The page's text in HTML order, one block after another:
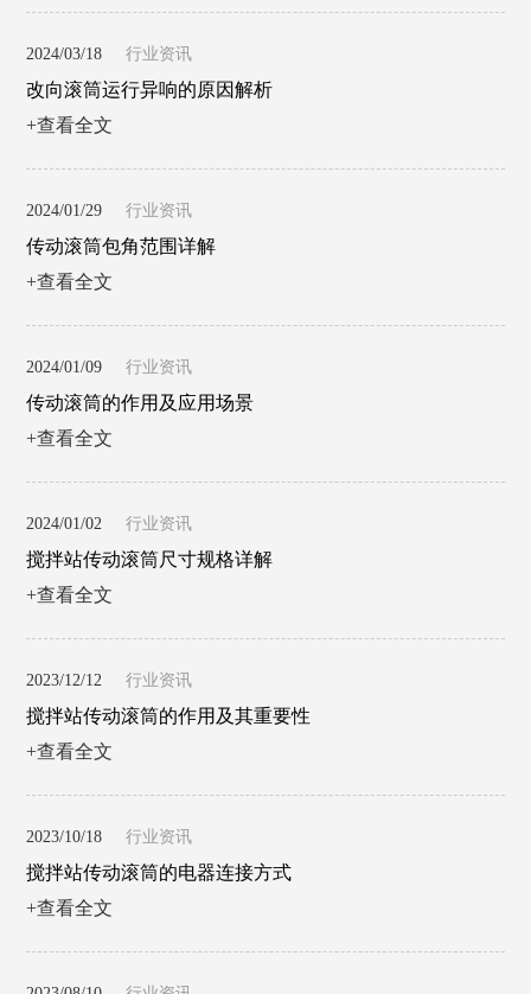
2024/03/18 行业资讯
改向滚筒运行异响的原因解析
+查看全文
2024/01/29 行业资讯
传动滚筒包角范围详解
+查看全文
2024/01/09 行业资讯
传动滚筒的作用及应用场景
+查看全文
2024/01/02 行业资讯
搅拌站传动滚筒尺寸规格详解
+查看全文
2023/12/12 行业资讯
搅拌站传动滚筒的作用及其重要性
+查看全文
2023/10/18 行业资讯
搅拌站传动滚筒的电器连接方式
+查看全文